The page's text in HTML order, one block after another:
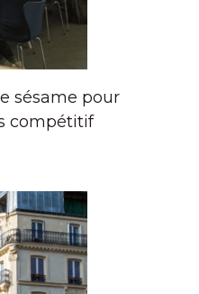
sésame pour
compétitif